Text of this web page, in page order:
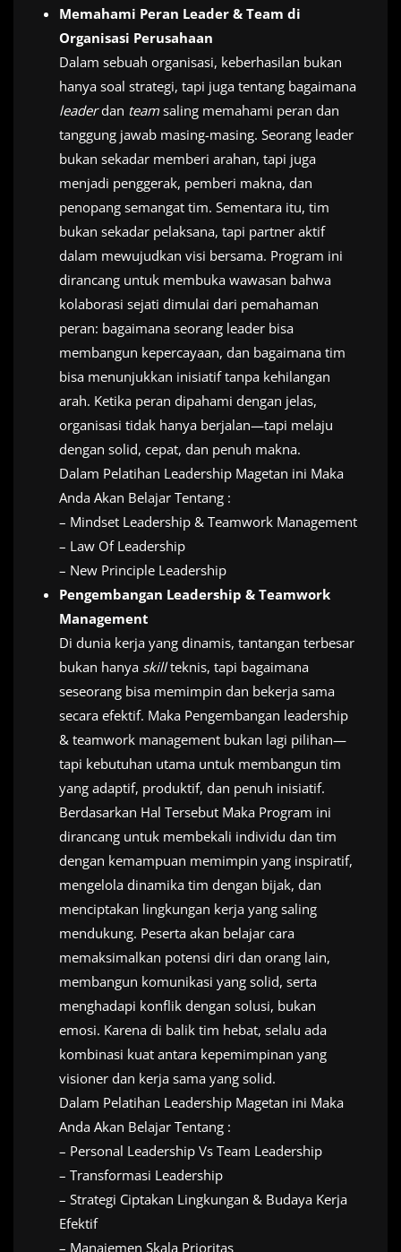
Memahami Peran Leader & Team di
Organisasi Perusahaan
Dalam sebuah organisasi, keberhasilan bukan
hanya soal strategi, tapi juga tentang bagaimana
leaderdan teamsaling memahami peran dan
tanggung jawab masing-masing. Seorang leader
bukan sekadar memberi arahan, tapi juga
menjadi penggerak, pemberi makna, dan
penopang semangat tim. Sementara itu, tim
bukan sekadar pelaksana, tapi partner aktif
dalam mewujudkan visi bersama. Program ini
dirancang untuk membuka wawasan bahwa
kolaborasi sejati dimulai dari pemahaman
peran: bagaimana seorang leader bisa
membangun kepercayaan, dan bagaimana tim
bisa menunjukkan inisiatif tanpa kehilangan
arah. Ketika peran dipahami dengan jelas,
organisasi tidak hanya berjalan—tapi melaju
dengan solid, cepat, dan penuh makna.
Dalam Pelatihan Leadership Magetan ini Maka
Anda Akan Belajar Tentang :
– Mindset Leadership & Teamwork Management
– Law Of Leadership
– New Principle Leadership
Pengembangan Leadership & Teamwork
Management
Di dunia kerja yang dinamis, tantangan terbesar
bukan hanya skillteknis, tapi bagaimana
seseorang bisa memimpin dan bekerja sama
secara efektif. Maka Pengembangan leadership
& teamwork management bukan lagi pilihan—
tapi kebutuhan utama untuk membangun tim
yang adaptif, produktif, dan penuh inisiatif.
Berdasarkan Hal Tersebut Maka Program ini
dirancang untuk membekali individu dan tim
dengan kemampuan memimpin yang inspiratif,
mengelola dinamika tim dengan bijak, dan
menciptakan lingkungan kerja yang saling
mendukung. Peserta akan belajar cara
memaksimalkan potensi diri dan orang lain,
membangun komunikasi yang solid, serta
menghadapi konflik dengan solusi, bukan
emosi. Karena di balik tim hebat, selalu ada
kombinasi kuat antara kepemimpinan yang
visioner dan kerja sama yang solid.
Dalam Pelatihan Leadership Magetan ini Maka
Anda Akan Belajar Tentang :
– Personal Leadership Vs Team Leadership
– Transformasi Leadership
– Strategi Ciptakan Lingkungan & Budaya Kerja
Efektif
– Manajemen Skala Prioritas